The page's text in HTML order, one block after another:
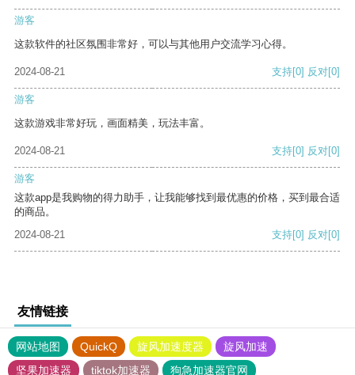
游客
这款软件的社区氛围非常好，可以与其他用户交流学习心得。
2024-08-21 支持[0] 反对[0]
游客
这款游戏非常好玩，画面精美，玩法丰富。
2024-08-21 支持[0] 反对[0]
游客
这款app是我购物的得力助手，让我能够找到最优惠的价格，买到最合适
的商品。
2024-08-21
支持[0] 反对[0]
友情链接
网站地图 QuickQ 旋风加速度器
旋风加速
坚果加速器
tiktok加速器
狗急加速器官网